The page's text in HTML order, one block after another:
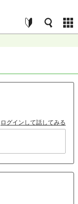
ログインして話してみる